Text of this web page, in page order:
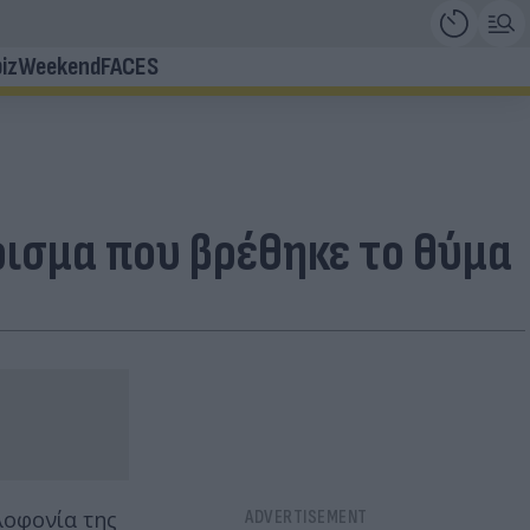
WeekendFACES
που βρέθηκε το θύμα
της